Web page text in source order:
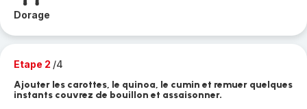
Dorage
Etape 2 /4
Ajouter les carottes, le quinoa, le cumin et remuer quelques
instants couvrez de bouillon et assaisonner.